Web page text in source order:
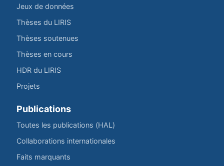
Jeux de données
Thèses du LIRIS
Thèses soutenues
Thèses en cours
HDR du LIRIS
Projets
Publications
Toutes les publications (HAL)
Collaborations internationales
Faits marquants